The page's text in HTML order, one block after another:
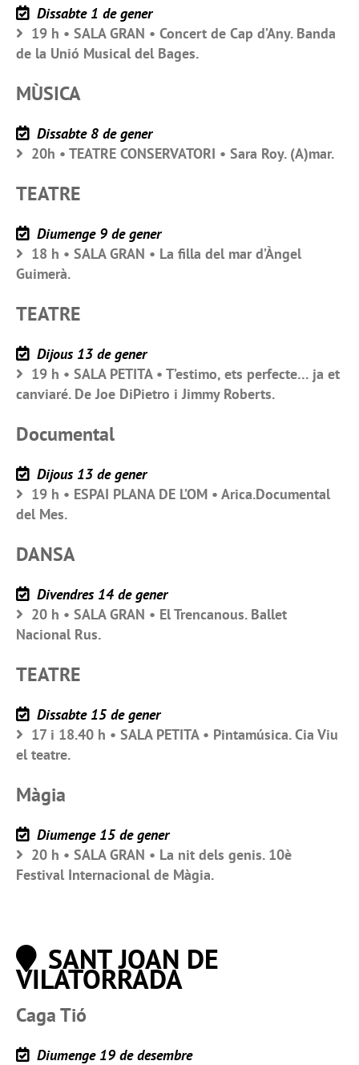
Dissabte 1 de gener
19 h • SALA GRAN • Concert de Cap d’Any. Banda
de la Unió Musical del Bages.
MÙSICA
Dissabte 8 de gener
20h • TEATRE CONSERVATORI • Sara Roy. (A)mar.
TEATRE
Diumenge 9 de gener
18 h • SALA GRAN • La filla del mar d’Àngel
Guimerà.
TEATRE
Dijous 13 de gener
19 h • SALA PETITA • T’estimo, ets perfecte… ja et
canviaré. De Joe DiPietro i Jimmy Roberts.
Documental
Dijous 13 de gener
19 h • ESPAI PLANA DE L’OM • Arica.Documental
del Mes.
DANSA
Divendres 14 de gener
20 h • SALA GRAN • El Trencanous. Ballet
Nacional Rus.
TEATRE
Dissabte 15 de gener
17 i 18.40 h • SALA PETITA • Pintamúsica. Cia Viu
el teatre.
Màgia
Diumenge 15 de gener
20 h • SALA GRAN • La nit dels genis. 10è
Festival Internacional de Màgia.
SANT JOAN DE
VILATORRADA
Caga Tió
Diumenge 19 de desembre